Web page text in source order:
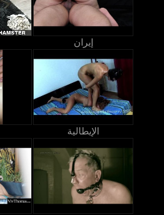
إيران
الإيطالية